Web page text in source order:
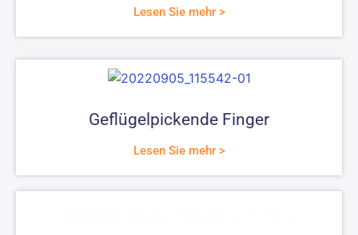
Lesen Sie mehr >
Geflügelpickende Finger
Lesen Sie mehr >